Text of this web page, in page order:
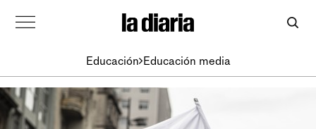
Educación Educación media